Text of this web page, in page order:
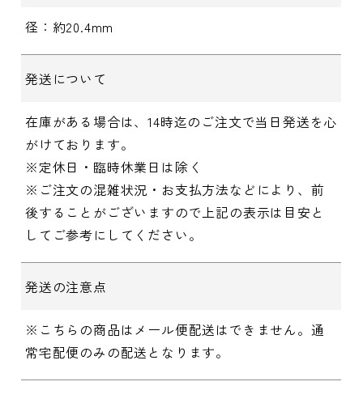
径：約20.4mm
発送について
在庫がある場合は、14時迄のご注文で当日発送を心
がけております。
※定休日・臨時休業日は除く
※ご注文の混雑状況・お支払方法などにより、前
後することがございますので上記の表示は目安と
してご参考にしてください。
発送の注意点
※こちらの商品はメール便配送はできません。通
常宅配便のみの配送となります。